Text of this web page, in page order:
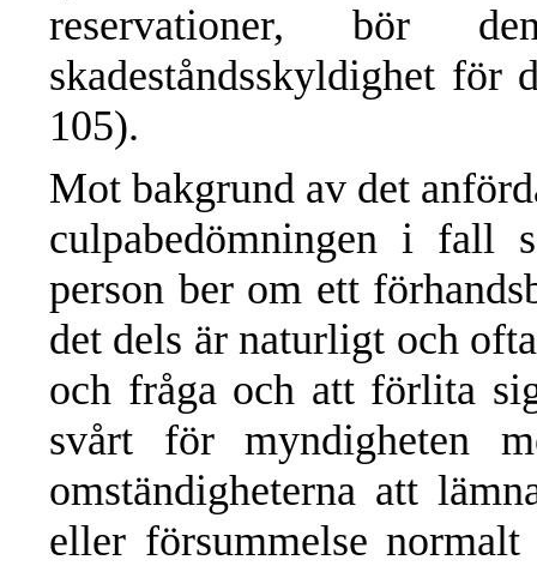
reservationer, bör
skadeståndsskyldighet
105).
Mot bakgrund av det
culpabedömningen i fall
person ber om ett
det dels är naturligt och
och fråga och att förlita
svårt för myndigheten
omständigheterna att
eller försummelse